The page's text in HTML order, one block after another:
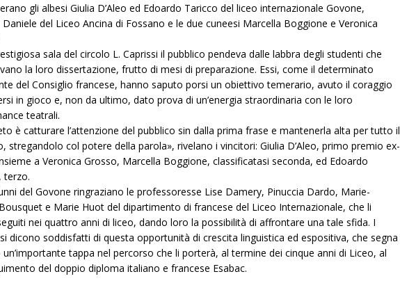
gli albesi Giulia D’Aleo ed Edoardo Taricco del liceo internazionale Govone,
del Liceo Ancina di Fossano e le due cuneesi Marcella Boggione e Veronica
sala del circolo L. Caprissi il pubblico pendeva dalle labbra degli studenti che
la loro dissertazione, frutto di mesi di preparazione. Essi, come il determinato
del Consiglio francese, hanno saputo porsi un obiettivo temerario, avuto il coraggio
in gioco e, non da ultimo, dato prova di un’energia straordinaria con le loro
teatrali.
è catturare l’attenzione del pubblico sin dalla prima frase e mantenerla alta per tutto il
stregandolo col potere della parola», rivelano i vincitori: Giulia D’Aleo, primo premio ex-
a Veronica Grosso, Marcella Boggione, classificatasi seconda, ed Edoardo
terzo.
del Govone ringraziano le professoresse Lise Damery, Pinuccia Dardo, Marie-
e Marie Huot del dipartimento di francese del Liceo Internazionale, che li
nei quattro anni di liceo, dando loro la possibilità di affrontare una tale sfida. I
dicono soddisfatti di questa opportunità di crescita linguistica ed espositiva, che segna
tappa nel percorso che li porterà, al termine dei cinque anni di Liceo, al
del doppio diploma italiano e francese Esabac.